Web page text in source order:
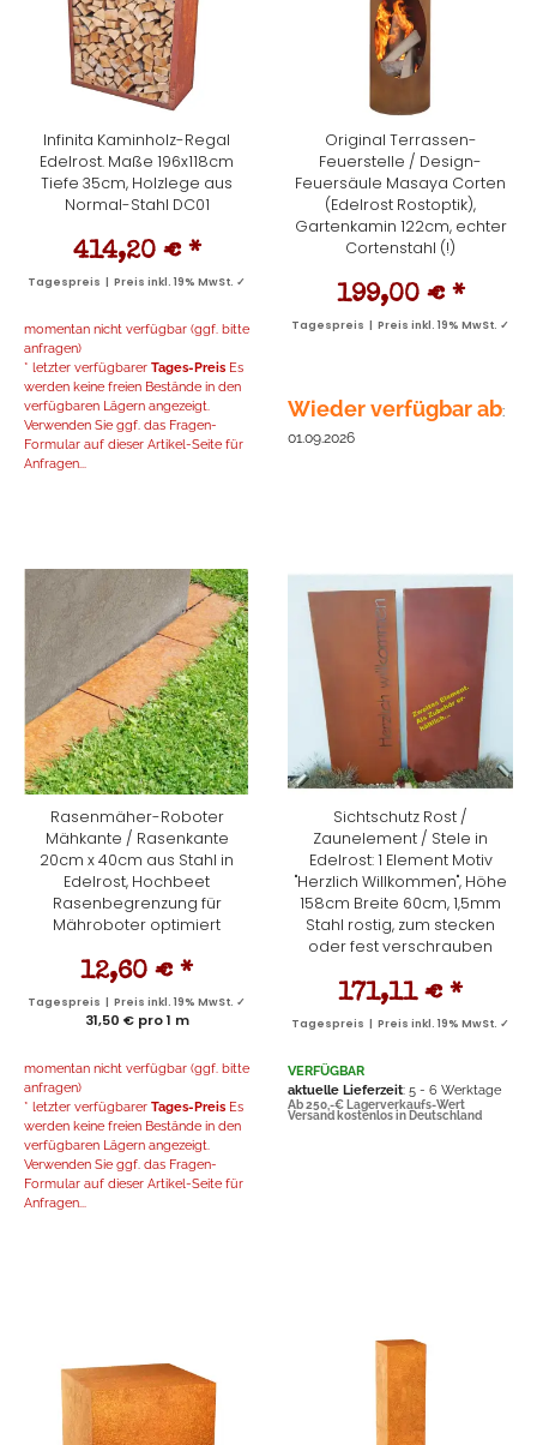
Infinita Kaminholz-Regal
Edelrost. Maße 196x118cm
Tiefe 35cm, Holzlege aus
Normal-Stahl DC01
414,20 € *
Tagespreis | Preis inkl. 19% MwSt. ✓
momentan nicht verfügbar (ggf. bitte
anfragen)
* letzter verfügbarer Tages-Preis Es
werden keine freien Bestände in den
verfügbaren Lägern angezeigt.
Verwenden Sie ggf. das Fragen-
Formular auf dieser Artikel-Seite für
Anfragen...
Original Terrassen-
Feuerstelle / Design-
Feuersäule Masaya Corten
(Edelrost Rostoptik),
Gartenkamin 122cm, echter
Cortenstahl (!)
199,00 € *
Tagespreis | Preis inkl. 19% MwSt. ✓
Wieder verfügbar ab:
01.09.2026
Rasenmäher-Roboter
Mähkante / Rasenkante
20cm x 40cm aus Stahl in
Edelrost, Hochbeet
Rasenbegrenzung für
Mähroboter optimiert
12,60 € *
Tagespreis | Preis inkl. 19% MwSt. ✓
31,50 € pro 1 m
momentan nicht verfügbar (ggf. bitte
anfragen)
* letzter verfügbarer Tages-Preis Es
werden keine freien Bestände in den
verfügbaren Lägern angezeigt.
Verwenden Sie ggf. das Fragen-
Formular auf dieser Artikel-Seite für
Anfragen...
Sichtschutz Rost /
Zaunelement / Stele in
Edelrost: 1 Element Motiv
"Herzlich Willkommen", Höhe
158cm Breite 60cm, 1,5mm
Stahl rostig, zum stecken
oder fest verschrauben
171,11 € *
Tagespreis | Preis inkl. 19% MwSt. ✓
VERFÜGBAR
aktuelle Lieferzeit: 5 - 6 Werktage
Ab 250,-€ Lagerverkaufs-Wert
Versand kostenlos in Deutschland